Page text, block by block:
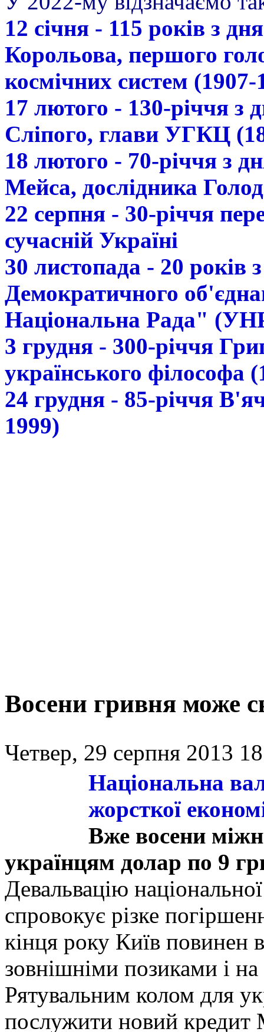
12 січня - 115 років з
Корольова, першого
космічних систем (1907-
17 лютого - 130-річчя з
Сліпого, глави УГКЦ
18 лютого - 70-річчя з
Мейса, дослідника
22 серпня - 30-річчя
сучасній Україні
30 листопада - 20 років
Демократичного
Національна Рада"
3 грудня - 300-річчя
українського філософа
24 грудня - 85-річчя
1999)
Восени гривня може
Четвер, 29 серпня 2013
Національна
жорсткої
Вже восени
українцям долар по 9
Девальвацію
спровокує різке
кінця року Київ повинен
зовнішніми позиками і
Рятувальним колом для
послужити новий